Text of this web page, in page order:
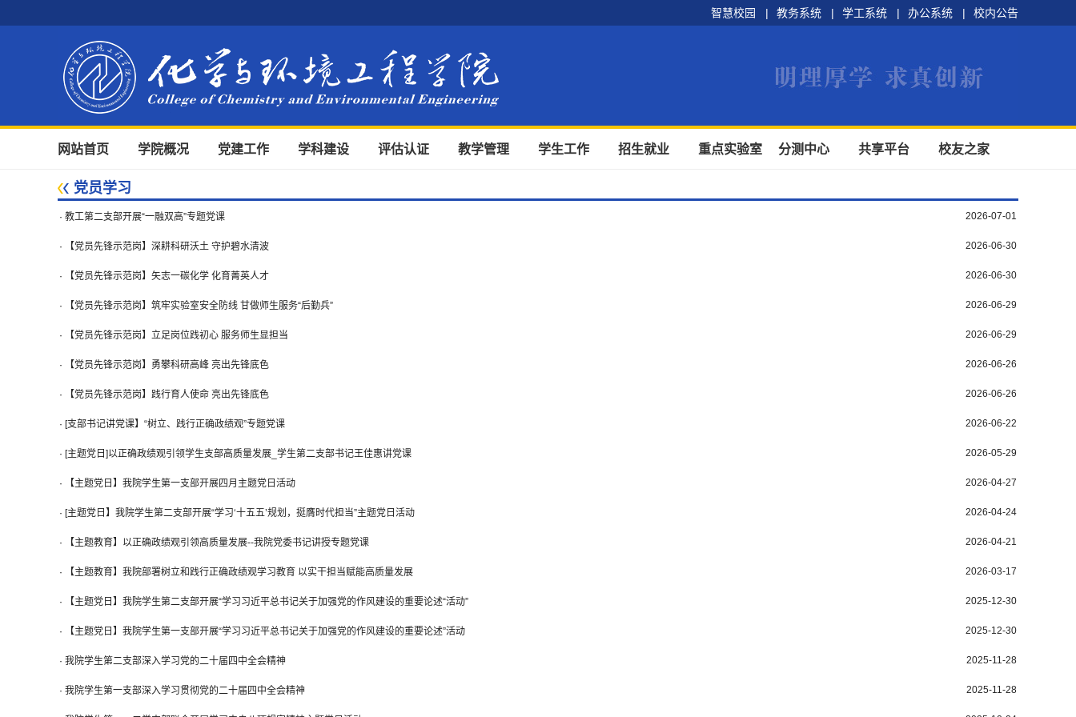
校内公告
办公系统 |
学工系统 |
教务系统 |
智慧校园 |
网站首页 学院概况 党建工作 学科建设 评估认证 教学管理 学生工作 招生就业 重点实验室 分测中心 共享平台 校友之家
党员学习
· 教工第二支部开展“一融双高”专题党课 2026-07-01
· 【党员先锋示范岗】深耕科研沃土 守护碧水清波 2026-06-30
· 【党员先锋示范岗】矢志一碳化学 化育菁英人才 2026-06-30
· 【党员先锋示范岗】筑牢实验室安全防线 甘做师生服务“后勤兵” 2026-06-29
· 【党员先锋示范岗】立足岗位践初心 服务师生显担当 2026-06-29
· 【党员先锋示范岗】勇攀科研高峰 亮出先锋底色 2026-06-26
· 【党员先锋示范岗】践行育人使命 亮出先锋底色 2026-06-26
· [支部书记讲党课】“树立、践行正确政绩观”专题党课 2026-06-22
· [主题党日]以正确政绩观引领学生支部高质量发展_学生第二支部书记王佳惠讲党课 2026-05-29
· 【主题党日】我院学生第一支部开展四月主题党日活动 2026-04-27
· [主题党日】我院学生第二支部开展“学习‘十五五’规划，挺膺时代担当”主题党日活动 2026-04-24
· 【主题教育】以正确政绩观引领高质量发展--我院党委书记讲授专题党课 2026-04-21
· 【主题教育】我院部署树立和践行正确政绩观学习教育 以实干担当赋能高质量发展 2026-03-17
· 【主题党日】我院学生第二支部开展“学习习近平总书记关于加强党的作风建设的重要论述“活动” 2025-12-30
· 【主题党日】我院学生第一支部开展“学习习近平总书记关于加强党的作风建设的重要论述”活动 2025-12-30
· 我院学生第二支部深入学习党的二十届四中全会精神 2025-11-28
· 我院学生第一支部深入学习贯彻党的二十届四中全会精神 2025-11-28